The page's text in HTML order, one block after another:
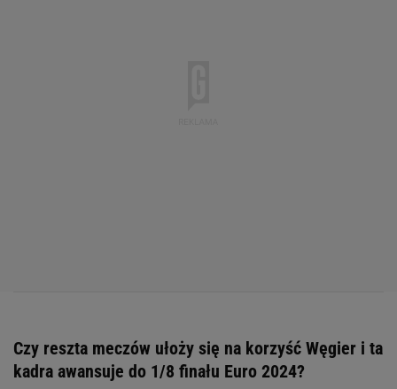
Czy reszta meczów ułoży się na korzyść Węgier i ta
kadra awansuje do 1/8 finału Euro 2024?